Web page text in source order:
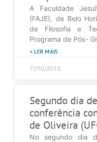
A Faculdade
(FAJE), de Belo
de Filosofia e
Programa de Pós-
+ LER MAIS
11/10/2013
Segundo dia
conferência
de Oliveira
No segundo dia